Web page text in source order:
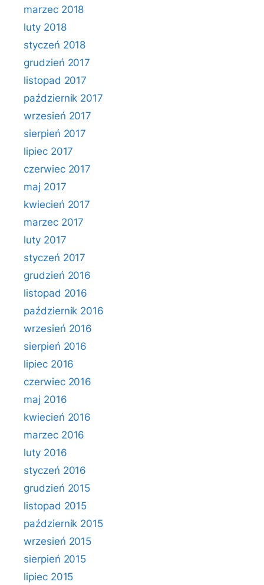
marzec 2018
luty 2018
styczeń 2018
grudzień 2017
listopad 2017
październik 2017
wrzesień 2017
sierpień 2017
lipiec 2017
czerwiec 2017
maj 2017
kwiecień 2017
marzec 2017
luty 2017
styczeń 2017
grudzień 2016
listopad 2016
październik 2016
wrzesień 2016
sierpień 2016
lipiec 2016
czerwiec 2016
maj 2016
kwiecień 2016
marzec 2016
luty 2016
styczeń 2016
grudzień 2015
listopad 2015
październik 2015
wrzesień 2015
sierpień 2015
lipiec 2015